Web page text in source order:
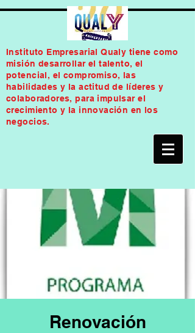
Instituto Empresarial Qualy tiene como
misión desarrollar el talento, el
potencial, el compromiso, las
habilidades y la actitud de líderes y
colaboradores, para impulsar el
crecimiento y la innovación en los
negocios.
Renovación